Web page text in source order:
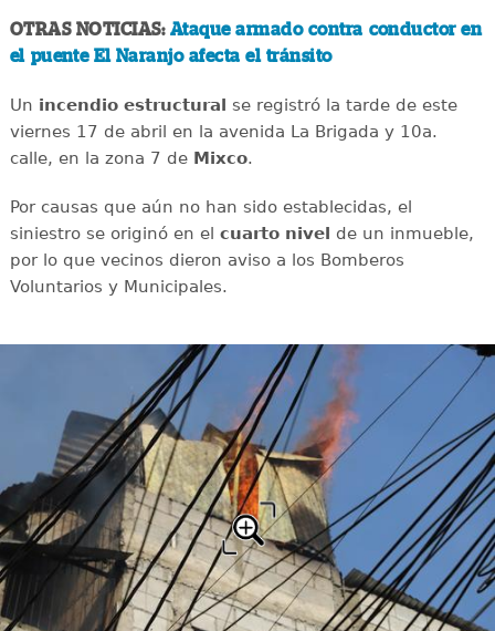
OTRAS NOTICIAS: Ataque armado contra conductor en
el puente El Naranjo afecta el tránsito
Un incendio estructural se registró la tarde de este
viernes 17 de abril en la avenida La Brigada y 10a.
calle, en la zona 7 de Mixco.
Por causas que aún no han sido establecidas, el
siniestro se originó en el cuarto nivel de un inmueble,
por lo que vecinos dieron aviso a los Bomberos
Voluntarios y Municipales.